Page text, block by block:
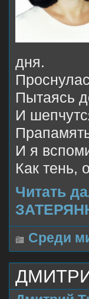
дня.
Пытаясь
И
И я
Как тень,
Читать
Среди